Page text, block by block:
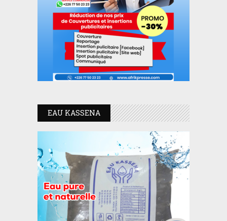
EAU KASSENA